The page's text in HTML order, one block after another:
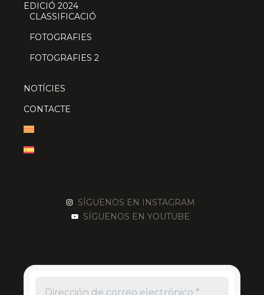
EDICIÓ 2024
CLASSIFICACIÓ
FOTOGRAFIES
FOTOGRAFIES 2
NOTÍCIES
CONTACTE
SÍGUENOS EN INSTAGRAM
SÍGUENOS EN YOUTUBE